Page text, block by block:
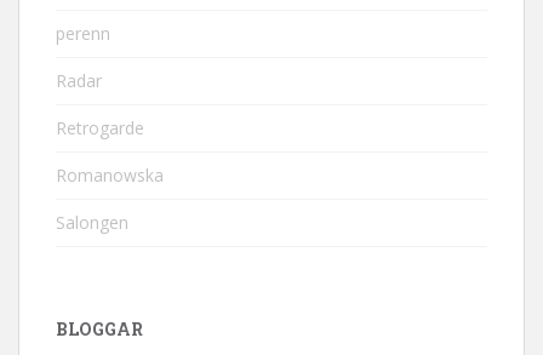
perenn
Radar
Retrogarde
Romanowska
Salongen
BLOGGAR